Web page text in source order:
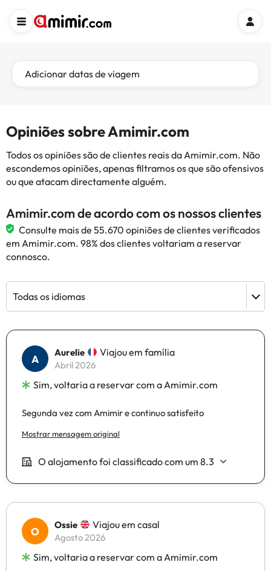
Adicionar datas de viagem
Opiniões sobre Amimir.com
Todos os opiniões são de clientes reais da Amimir.com. Não
escondemos opiniões, apenas filtramos os que são ofensivos
ou que atacam directamente alguém.
Amimir.com de acordo com os nossos clientes
Consulte mais de 55.670 opiniões de clientes verificados
em Amimir.com. 98% dos clientes voltariam a reservar
connosco.